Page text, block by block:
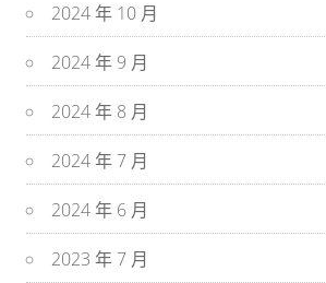
2024 年 10 月
2024 年 9 月
2024 年 8 月
2024 年 7 月
2024 年 6 月
2023 年 7 月